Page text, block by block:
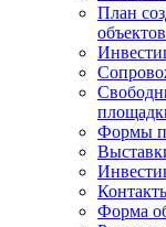
План
Формы
Форма